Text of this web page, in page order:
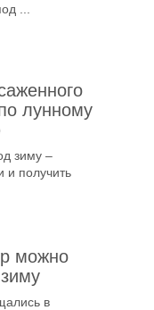
...
лунному
зиму –
и получить
можно
в